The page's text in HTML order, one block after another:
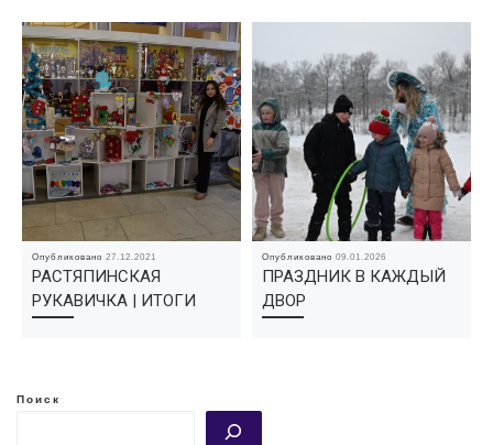
Опубликовано27.12.2021
РАСТЯПИНСКАЯ
РУКАВИЧКА | ИТОГИ
Опубликовано09.01.2026
ПРАЗДНИК В КАЖДЫЙ
ДВОР
Поиск